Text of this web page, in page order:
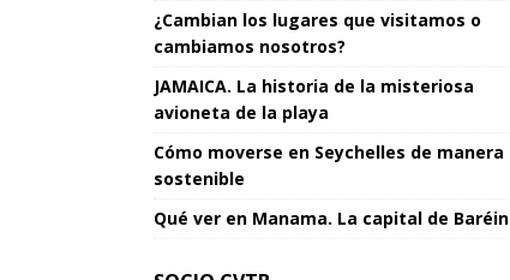
¿Cambian los lugares que visitamos o
cambiamos nosotros?
JAMAICA. La historia de la misteriosa
avioneta de la playa
Cómo moverse en Seychelles de manera
sostenible
Qué ver en Manama. La capital de Baréin